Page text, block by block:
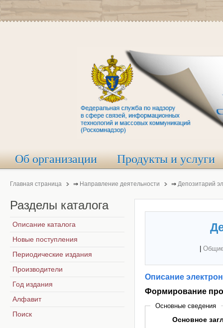
Об организации Продукты и услуги
Главная страница ⇒ Направление деятельности ⇒ Депозитарий
Описание
Формирование
Основные сведения
Основное
Разделы каталога
Описание каталога
Новые поступления
Периодические издания
Производители
Год издания
Алфавит
Поиск